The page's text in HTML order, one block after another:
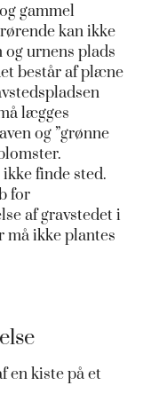
gammel
kan ikke
urnens plads
består af plæne
lægges
og ”grønne
finde sted.
for
af gravstedet i
må ikke plantes
en kiste på et